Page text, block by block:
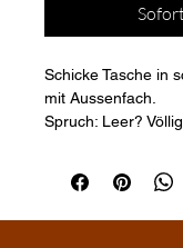
Schicke Tasche in
mit Aussenfach.
Spruch: Leer?